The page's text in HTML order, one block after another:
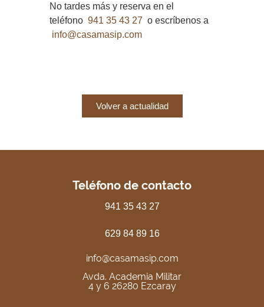
No tardes más y reserva en el
teléfono 941 35 43 27o escríbenos a
info@casamasip.com
Volver a actualidad
Teléfono de contacto
941 35 43 27
629 84 89 16
info@casamasip.com
Avda. Academia Militar
4 y 6 26280 Ezcaray